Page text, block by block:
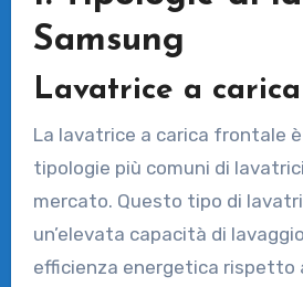
Samsung
Lavatrice a
La lavatrice a carica frontale
tipologie più comuni di
mercato. Questo tipo di
un’elevata capacità di
efficienza energetica rispetto